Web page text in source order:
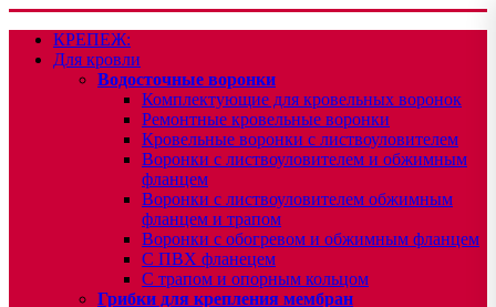
КРЕПЕЖ:
Для кровли
Водосточные воронки
Комплектующие для кровельных воронок
Ремонтные кровельные воронки
Кровельные воронки с листвоуловителем
Воронки с листвоуловителем и обжимным
фланцем
Воронки с листвоуловителем обжимным
фланцем и трапом
Воронки с обогревом и обжимным фланцем
С ПВХ фланецем
С трапом и опорным кольцом
Грибки для крепления мембран